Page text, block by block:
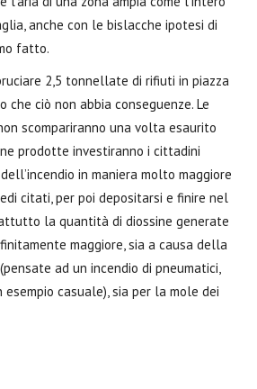
anche con le bislacche ipotesi di
fatto.
2,5 tonnellate di rifiuti in piazza
che ciò non abbia conseguenze. Le
scompariranno una volta esaurito
prodotte investiranno i cittadini
in maniera molto maggiore
citati, per poi depositarsi e finire nel
la quantità di diossine generate
maggiore, sia a causa della
ad un incendio di pneumatici,
casuale), sia per la mole dei